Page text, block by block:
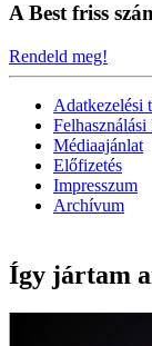
A Best friss
Rendeld meg!
Adatkezelési
Felhasználási
Médiaajánlat
Előfizetés
Impresszum
Archívum
Így jártam